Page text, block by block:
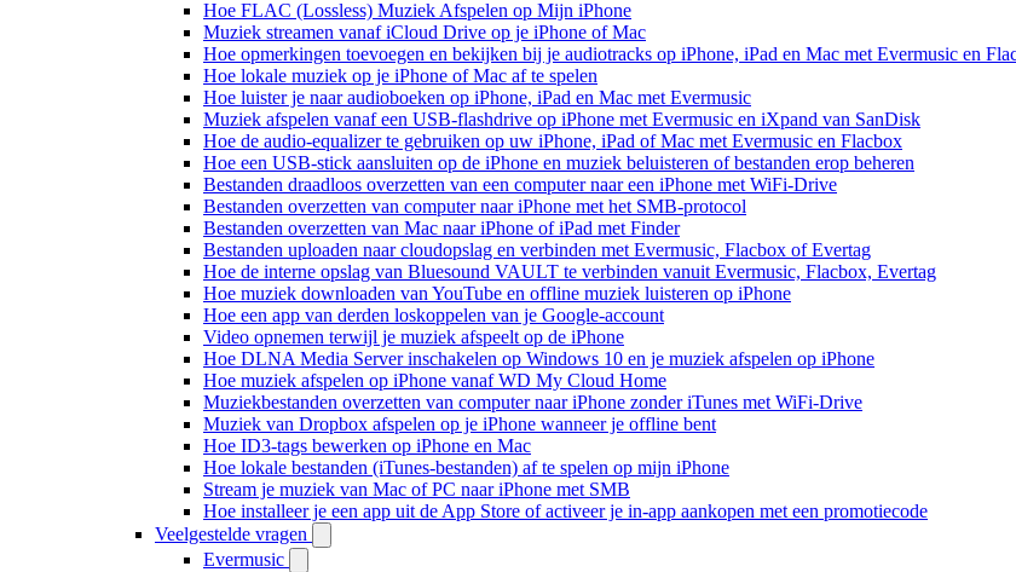
Hoe FLAC (Lossless) Muziek Afspelen op Mijn iPhone
Muziek streamen vanaf iCloud Drive op je iPhone of Mac
Hoe opmerkingen toevoegen en bekijken bij je audiotracks op iPhone, iPad en Mac met Evermusic en
Hoe lokale muziek op je iPhone of Mac af te spelen
Hoe luister je naar audioboeken op iPhone, iPad en Mac met Evermusic
Muziek afspelen vanaf een USB-flashdrive op iPhone met Evermusic en iXpand van SanDisk
Hoe de audio-equalizer te gebruiken op uw iPhone, iPad of Mac met Evermusic en Flacbox
Hoe een USB-stick aansluiten op de iPhone en muziek beluisteren of bestanden erop beheren
Bestanden draadloos overzetten van een computer naar een iPhone met WiFi-Drive
Bestanden overzetten van computer naar iPhone met het SMB-protocol
Bestanden overzetten van Mac naar iPhone of iPad met Finder
Bestanden uploaden naar cloudopslag en verbinden met Evermusic, Flacbox of Evertag
Hoe de interne opslag van Bluesound VAULT te verbinden vanuit Evermusic, Flacbox, Evertag
Hoe muziek downloaden van YouTube en offline muziek luisteren op iPhone
Hoe een app van derden loskoppelen van je Google-account
Video opnemen terwijl je muziek afspeelt op de iPhone
Hoe DLNA Media Server inschakelen op Windows 10 en je muziek afspelen op iPhone
Hoe muziek afspelen op iPhone vanaf WD My Cloud Home
Muziekbestanden overzetten van computer naar iPhone zonder iTunes met WiFi-Drive
Muziek van Dropbox afspelen op je iPhone wanneer je offline bent
Hoe ID3-tags bewerken op iPhone en Mac
Hoe lokale bestanden (iTunes-bestanden) af te spelen op mijn iPhone
Stream je muziek van Mac of PC naar iPhone met SMB
Hoe installeer je een app uit de App Store of activeer je in-app aankopen met een promotiecode
Veelgestelde vragen
Evermusic